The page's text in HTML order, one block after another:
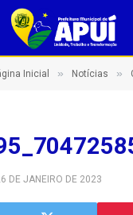
Inicial » Notícias »
DE JANEIRO DE 2023